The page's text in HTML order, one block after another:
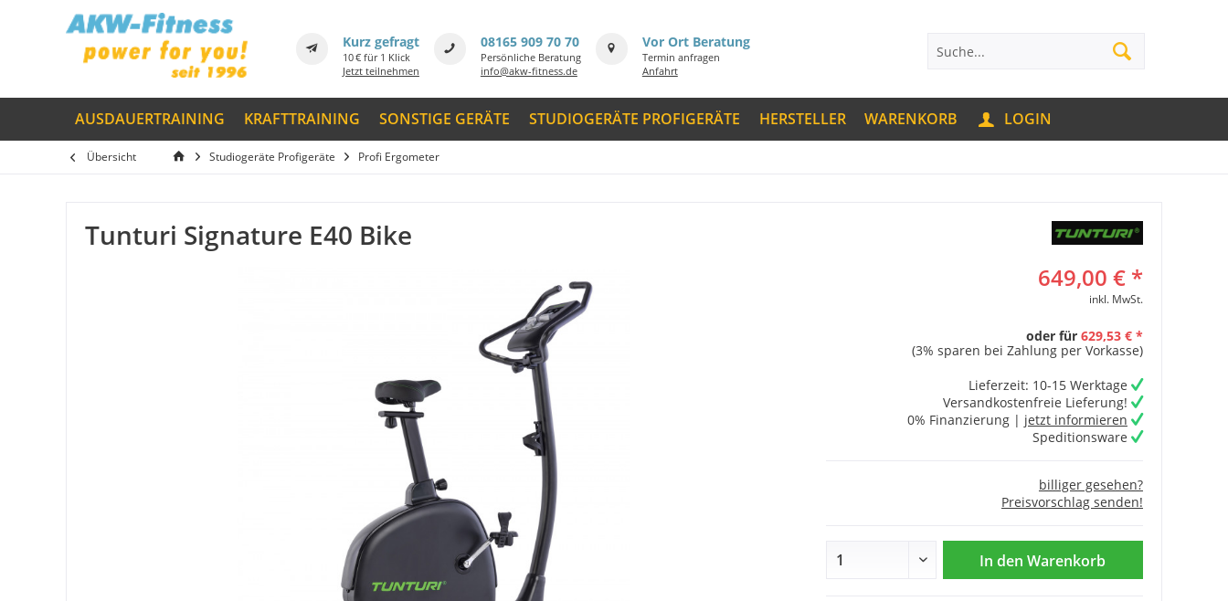
Kurz gefragt
10 € für 1 Klick
Jetzt teilnehmen
08165 909 70 70
Persönliche Beratung
info@akw-fitness.de
Vor Ort Beratung
Termin anfragen
Anfahrt
AUSDAUERTRAINING KRAFTTRAINING SONSTIGE GERÄTE STUDIOGERÄTE PROFIGERÄTE HERSTELLER WARENKORB LOGIN
Übersicht Studiogeräte Profigeräte Profi Ergometer
Tunturi Signature E40 Bike
649,00 € *
inkl. MwSt.
oder für 629,53 € *
(3% sparen bei Zahlung per Vorkasse)
Lieferzeit: 10-15 Werktage
Versandkostenfreie Lieferung!
0% Finanzierung | jetzt informieren
Speditionsware
billiger gesehen?
Preisvorschlag senden!
In den Warenkorb